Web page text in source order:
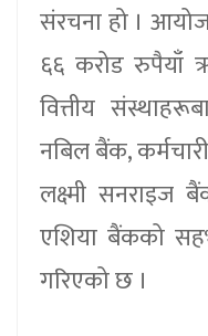
संरचना हो ।
६६ करोड रुपैयाँ
वित्तीय
नबिल बैंक,
लक्ष्मी सनराइज
एशिया बैंकको
गरिएको छ ।